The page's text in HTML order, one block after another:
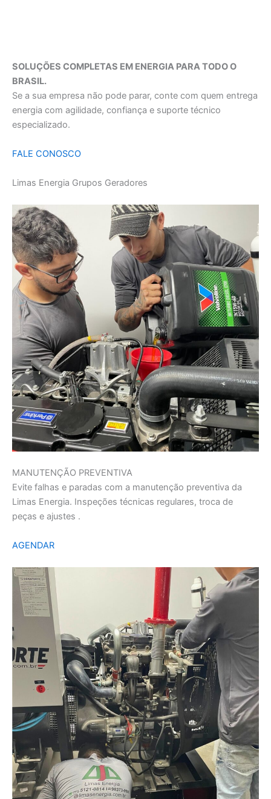
SOLUÇÕES COMPLETAS EM ENERGIA PARA TODO O
BRASIL.
Se a sua empresa não pode parar, conte com quem entrega
energia com agilidade, confiança e suporte técnico
especializado.
FALE CONOSCO
Limas Energia Grupos Geradores
MANUTENÇÃO PREVENTIVA
Evite falhas e paradas com a manutenção preventiva da
Limas Energia. Inspeções técnicas regulares, troca de
peças e ajustes .
AGENDAR